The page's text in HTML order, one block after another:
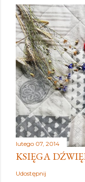
lutego 07, 2014
KSIĘGA
Udostępnij